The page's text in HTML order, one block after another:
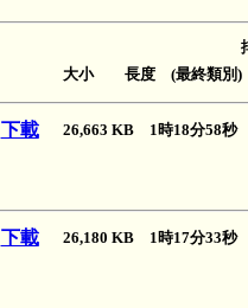
大小 長度 (最終類別)
下載
26,663 KB 1時18分58
下載
26,180 KB 1時17分33